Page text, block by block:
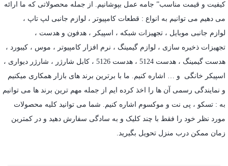
کیفیت و قیمت مناسب” جامه عمل بپوشانیم. از جمله محصولاتی که ما ارائه
می دهیم می توانیم به انواع : قطعات کامپیوتر ، لوازم جانبی لپ تاپ ،
لوازم جانبی موبایل ، تجهیزات شبکه ، اسپیکر ، هدفون و هدست ،
تجهیزات ذخیره سازی ، لوازم گیمینگ ، نرم افزار کامپیوتر ، موس ، کیبورد ،
هدست گیمینگ ، هدست 5124 ، هدست 5126 ، کابل شارژر ، شارژر دیواری ،
اسپیکر خانگی و … اشاره کنیم. ما با برترین برند های بازار همکاری میکنیم
و نمایندگی رسمی آن ها را اخذ کرده ایم از جمله مهم ترین برند ها می توانیم
به : تسکو ، پی نت و موکسوم اشاره کنیم. شما می توانید کلیه محصولات
مورد نظر خود را فقط با چند کلیک و به سادگی سفارش دهید و در کمترین
زمان ممکن درب منزل تحویل بگیرید.